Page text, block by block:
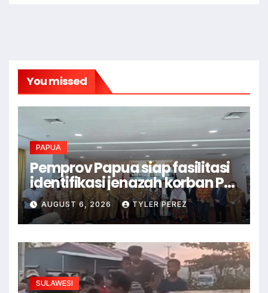
You missed
PAPUA
Pemprov Papua siap fasilitasi
identifikasi jenazah korban PD
II AUGUST 6, 2026 TYLER PEREZ
SULAWESI